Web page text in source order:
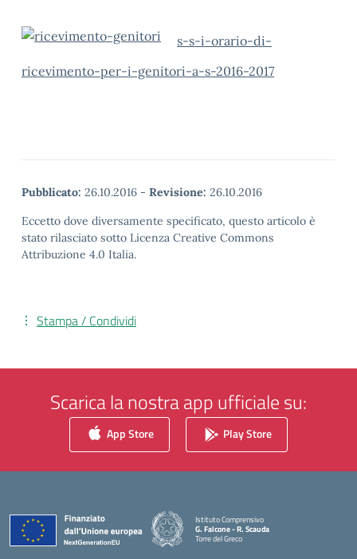
s-s-i-orario-di-
ricevimento-per-i-genitori-a-s-2016-2017
Pubblicato: 26.10.2016 - Revisione: 26.10.2016
Eccetto dove diversamente specificato, questo articolo è
stato rilasciato sotto Licenza Creative Commons
Attribuzione 4.0 Italia.
Stampa / Condividi
Scarica la nostra app ufficiale su:
App Store Play Store
Istituto Comprensivo
G. Falcone - R. Scauda
Torre del Greco